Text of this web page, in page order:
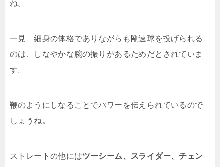
ね。
一見、細身の体格でありながらも剛速球を投げられる
のは、しなやかな腕の振りがあるためだとされていま
す。
鞭のようにしなることでパワーを伝えられているので
しょうね。
ストレートの他にはツーシーム、スライダー、チェン